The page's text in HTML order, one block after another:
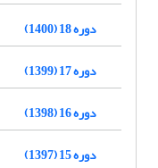
دوره 18 (1400)
دوره 17 (1399)
دوره 16 (1398)
دوره 15 (1397)